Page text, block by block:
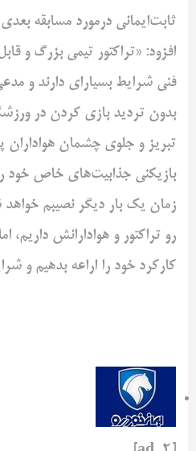
ثابت‌ایمانی درمورد مسابقه
افزود: «تراکتور تیمی بزرگ و
فنی شرایط بسیار‌ای دارند و
بدون تردید بازی کردن در
تبریز و جلوی چشمان هواداران
بازیکنی جذابیت‌های خاص خود
زمان یک بار دیگر نصیبم
رو تراکتور و هوادارانش داریم،
کارکرد خود را اراعه بدهیم و